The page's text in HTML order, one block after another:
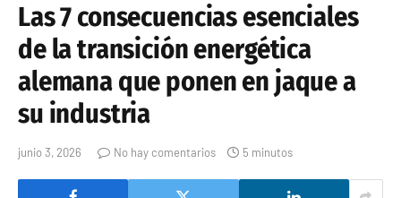
Las 7 consecuencias esenciales
de la transición energética
alemana que ponen en jaque a
su industria
junio 3, 2026 No hay comentarios 5 minutos